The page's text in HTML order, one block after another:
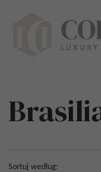
Sortuj według: